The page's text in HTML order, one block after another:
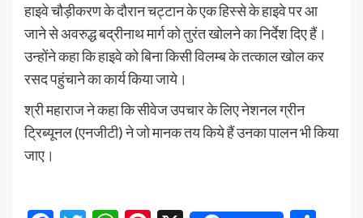
हाइवे चौड़ीकरण के दौरान चट्टान के एक हिस्से के हाइवे पर आ
जाने से अवरुद्ध बद्रीनाथ मार्ग को तुरंत खोलने का निर्देश दिए हैं।
उन्होंने कहा कि हाइवे को बिना किसी विलम्ब के तत्काल खोल कर
रसद पहुंचाने का कार्य किया जाये।
श्री महाराज ने कहा कि सीवेज उपचार के लिए नेशनल ग्रीन
ट्रिब्यूनल (एनजीटी) ने जो मानक तय किये हैं उनका पालन भी किया
जाए।